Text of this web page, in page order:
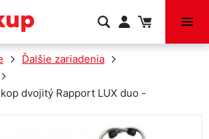
VÝPREDAJ
Ďalšie zariadenia
dvojitý Rapport LUX duo -